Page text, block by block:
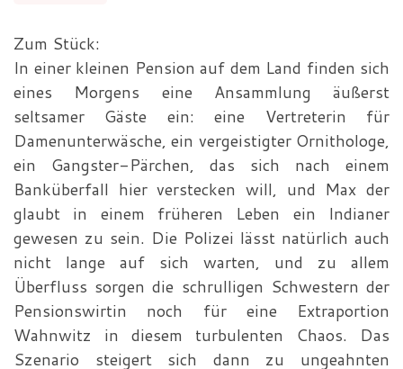
Zum Stück:
In einer kleinen Pension auf dem Land finden sich
eines Morgens eine Ansammlung äußerst
seltsamer Gäste ein: eine Vertreterin für
Damenunterwäsche, ein vergeistigter Ornithologe,
ein Gangster-Pärchen, das sich nach einem
Banküberfall hier verstecken will, und Max der
glaubt in einem früheren Leben ein Indianer
gewesen zu sein. Die Polizei lässt natürlich auch
nicht lange auf sich warten, und zu allem
Überfluss sorgen die schrulligen Schwestern der
Pensionswirtin noch für eine Extraportion
Wahnwitz in diesem turbulenten Chaos. Das
Szenario steigert sich dann zu ungeahnten